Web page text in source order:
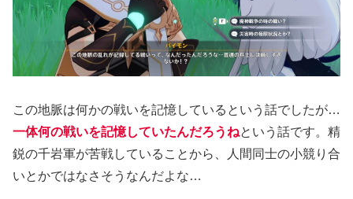
この地脈は何かの戦いを記憶しているという話でしたが…
一体何の戦いを記憶していたんだろうねという話です。精
鋭の千岩軍が苦戦していることから、人間同士の小競り合
いとかではなさそうなんだよな…